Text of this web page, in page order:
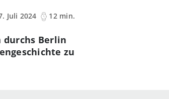
Juli 2024
12 min.
durchs Berlin
zu